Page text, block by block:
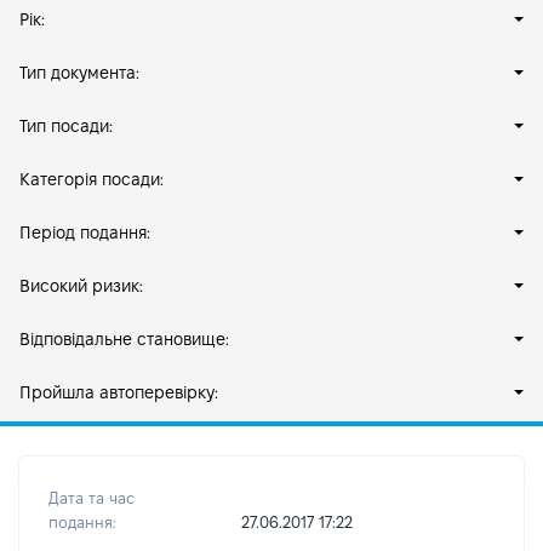
Рік:
Тип документа:
Тип посади:
Категорія посади:
Період подання:
Високий ризик:
Відповідальне становище:
Пройшла автоперевірку:
Дата та час
подання:
27.06.2017 17:22